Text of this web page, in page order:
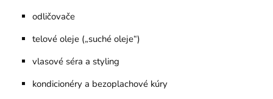
odličovače
telové oleje („suché oleje“)
vlasové séra a styling
kondicionéry a bezoplachové kúry